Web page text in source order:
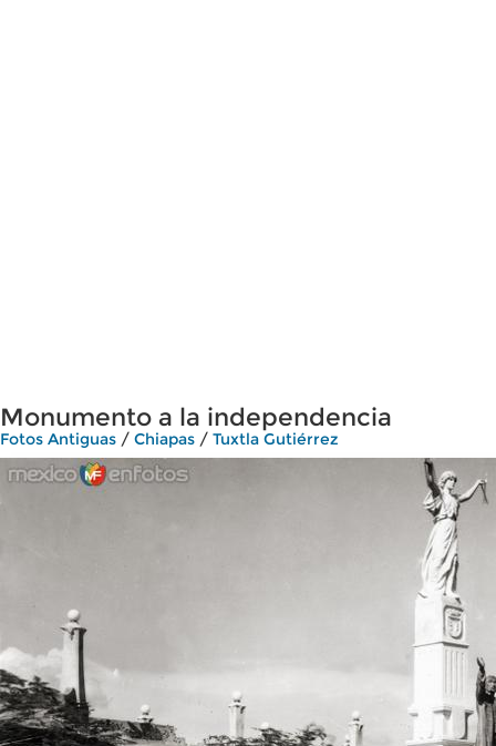
Monumento a la independencia
Fotos Antiguas / Chiapas / Tuxtla Gutiérrez